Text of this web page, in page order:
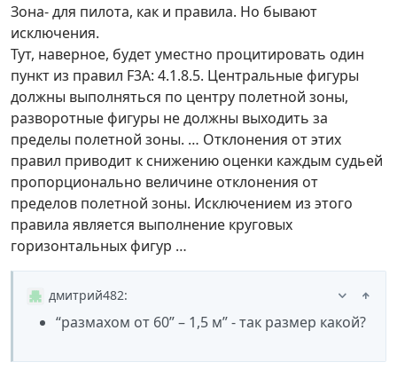
Зона- для пилота, как и правила. Но бывают
исключения.
Тут, наверное, будет уместно процитировать один
пункт из правил F3A: 4.1.8.5. Центральные фигуры
должны выполняться по центру полетной зоны,
разворотные фигуры не должны выходить за
пределы полетной зоны. … Отклонения от этих
правил приводит к снижению оценки каждым судьей
пропорционально величине отклонения от
пределов полетной зоны. Исключением из этого
правила является выполнение круговых
горизонтальных фигур …
дмитрий482:
“размахом от 60” – 1,5 м” - так размер какой?